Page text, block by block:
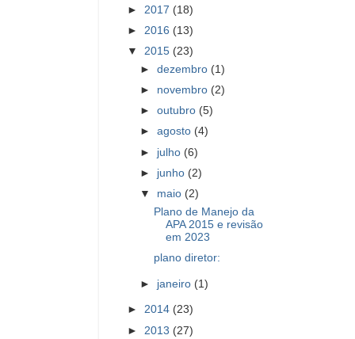
► 2017 (18)
► 2016 (13)
▼ 2015 (23)
►dezembro (1)
► novembro (2)
►outubro (5)
►agosto (4)
► julho (6)
► junho (2)
▼ maio (2)
Plano de Manejo da
APA 2015 e revisão
em 2023
plano diretor:
► janeiro (1)
► 2014 (23)
► 2013 (27)